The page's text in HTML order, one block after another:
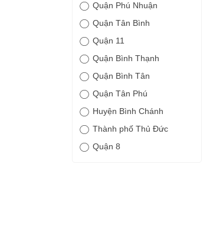
Quận Phú Nhuận
Quận Tân Bình
Quận 11
Quận Bình Thạnh
Quận Bình Tân
Quận Tân Phú
Huyện Bình Chánh
Thành phố Thủ Đức
Quận 8